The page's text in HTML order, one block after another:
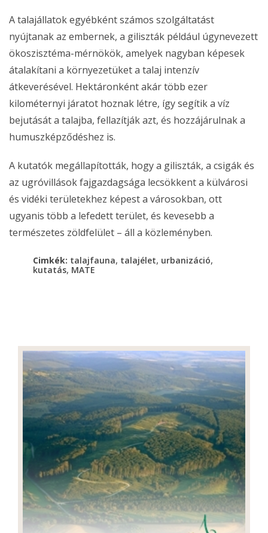
A talajállatok egyébként számos szolgáltatást
nyújtanak az embernek, a giliszták például úgynevezett
ökoszisztéma-mérnökök, amelyek nagyban képesek
átalakítani a környezetüket a talaj intenzív
átkeverésével. Hektáronként akár több ezer
kilométernyi járatot hoznak létre, így segítik a víz
bejutását a talajba, fellazítják azt, és hozzájárulnak a
humuszképződéshez is.
A kutatók megállapították, hogy a giliszták, a csigák és
az ugróvillások fajgazdagsága lecsökkent a külvárosi
és vidéki területekhez képest a városokban, ott
ugyanis több a lefedett terület, és kevesebb a
természetes zöldfelület – áll a közleményben.
Cimkék: talajfauna, talajélet, urbanizáció,
kutatás, MATE